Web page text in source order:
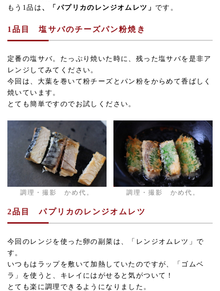
もう1品は 、「パプリカのレンジオムレツ」 です。
1品目 塩サバのチーズパン粉焼き
定番の塩サバ。たっぷり焼いた時に、残った塩サバを是非ア
レンジしてみてください。
今回は、大葉を巻いて粉チーズとパン粉をからめて香ばしく
焼いています。
とても簡単ですのでお試しください。
調理・撮影 かめ代。 調理・撮影 かめ代。
2品目パプリカのレンジオムレツ
今回のレンジを使った卵の副菜は、「レンジオムレツ」で
す。
いつもはラップを敷いて加熱していたのですが、「ゴムベ
ラ」を使うと、キレイにはがせると気がついて！
とても楽に調理できるようになりました。